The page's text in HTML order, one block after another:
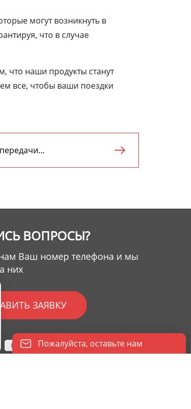
Пожалуйста, оставьте нам
могут возникнуть в
что в случае
что наши продукты станут
все, чтобы ваши поездки

ВОПРОСЫ?
Ваш номер телефона и мы
них
ЗАЯВКУ